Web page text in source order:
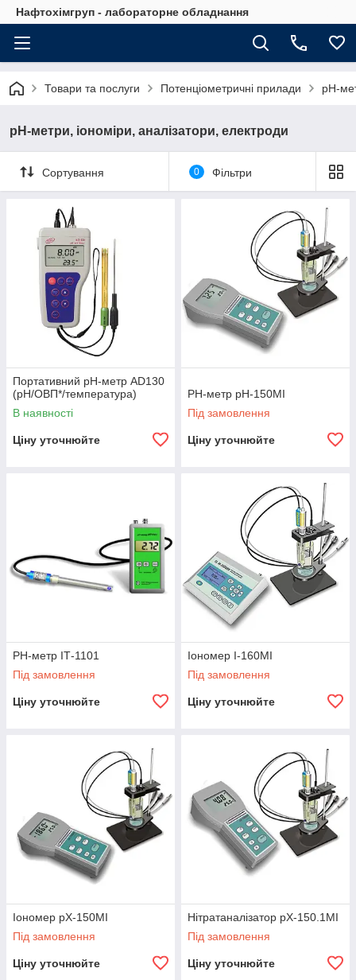
Нафтохімгруп - лабораторне обладнання
Товари та послуги Потенціометричні прилади рН-
рН-метри, іономіри, аналізатори, електроди
Сортування 0 Фільтри
Портативний рН-метр AD130
(pH/ОВП*/температура)
В наявності
Ціну уточнюйте
РН-метр рН-150МІ
Під замовлення
Ціну уточнюйте
РН-метр ІТ-1101
Під замовлення
Ціну уточнюйте
Іономер І-160МІ
Під замовлення
Ціну уточнюйте
Іономер рХ-150МІ
Під замовлення
Ціну уточнюйте
Нітратаналізатор рХ-150.1МІ
Під замовлення
Ціну уточнюйте